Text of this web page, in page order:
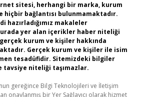
sitesi, herhangi bir marka, kurum
hiçbir bağlantısı bulunmamaktadır.
hazırladığımız makaleler
yer alan içerikler haber niteliği
kurum ve kişiler hakkında
Gerçek kurum ve kişiler ile isim
tesadüfidir. Sitemizdeki bilgiler
tavsiye niteliği taşımazlar.
gereğince Bilgi Teknolojileri ve İletişim
onaylanmış bir Yer Sağlayıcı olarak hizmet